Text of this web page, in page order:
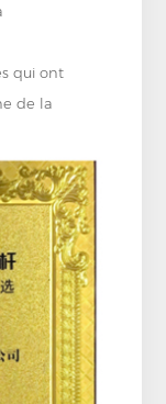
qui ont
de la